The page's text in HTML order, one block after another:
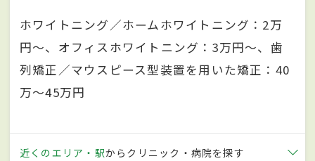
ホワイトニング／ホームホワイトニング：2万
円～、オフィスホワイトニング：3万円～、歯
列矯正／マウスピース型装置を用いた矯正：40
万～45万円
近くのエリア・駅からクリニック・病院を探す